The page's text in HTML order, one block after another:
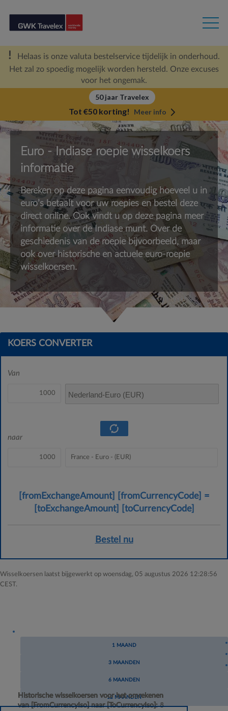
Helaas is onze valuta bestelservice tijdelijk in onderhoud.
Het zal zo spoedig mogelijk worden hersteld. Onze excuses
voor het ongemak.
50 jaar Travelex
Tot €50 korting! Meer info
Euro - Indiase roepie wisselkoers
informatie
Bereken op deze pagina eenvoudig hoeveel u in
euro’s betaalt voor uw roepies en bestel deze
direct online. Ook vindt u op deze pagina meer
informatie over de Indiase munt. Over de
geschiedenis van de roepie bijvoorbeeld, maar
ook over historische en actuele euro-roepie
wisselkoersen.
KOERS CONVERTER
Van
Nederland-Euro (EUR)
naar
[fromExchangeAmount] [fromCurrencyCode] Euro
=
[toExchangeAmount]
[toCurrencyCode]
Bestel nu
Wisselkoersen laatst bijgewerkt op woensdag, 05 augustus 2026 12:28:56
CEST.
1 MAAND
3 MAANDEN
6 MAANDEN
12 MAANDEN
Historische wisselkoersen voor het omrekenen
van[FromCurrencyIso]naar[ToCurrencyIso]:
Historische wisselkoersen voor het omrekenen
van[FromCurrencyIso]naar[ToCurrencyIso]:3
Historische wisselkoersen voor het omrekenen
van[FromCurrencyIso]naar[ToCurrencyIso]:6
Historische wisselkoersen voor het omrekenen
van[FromCurrencyIso]naar[ToCurrencyIso]: